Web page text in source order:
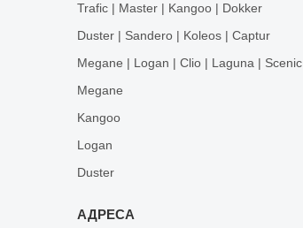
Trafic | Master | Kangoo | Dokker
Duster | Sandero | Koleos | Captur
Megane | Logan | Clio | Laguna | Scenic
Megane
Kangoo
Logan
Duster